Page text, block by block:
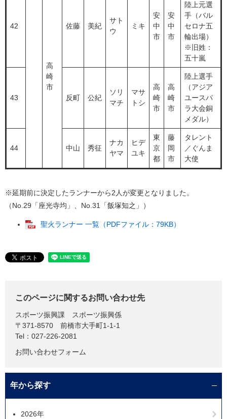
42
高
崎
市
佐藤 美紀
サト
ウ
ミキ
安
中
市
安
中
市
陸上元選
手（バル
セロナ五
輪出場）
※旧姓：
五十嵐
43 反町 公紀
ソリ
マチ
マサ
トシ
高
崎
市
高
崎
市
陸上選手
（アジア
ユースパ
ラ大会銅
メダル）
44 中山 秀征
ナカ
ヤマ
ヒデ
ユキ
東
京
都
藤
岡
市
タレント
／ぐんま
大使
※延期前に決定したランナーから2人が変更となりました。
（No.29「座光寺均」、No.31「飯塚知之」）
聖火ランナー 一覧（PDFファイル：79KB）
このページに関するお問い合わせ先
スポーツ振興課
スポーツ振興係
〒371-8570
前橋市大手町1-1-1
Tel：027-226-2081
お問い合わせフォーム
年から探す
2026年